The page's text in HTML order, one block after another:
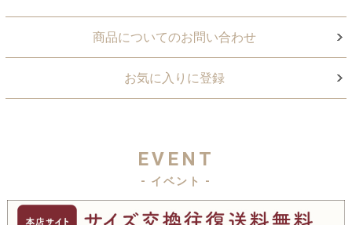
商品についてのお問い合わせ
お気に入りに登録
EVENT
- イベント -